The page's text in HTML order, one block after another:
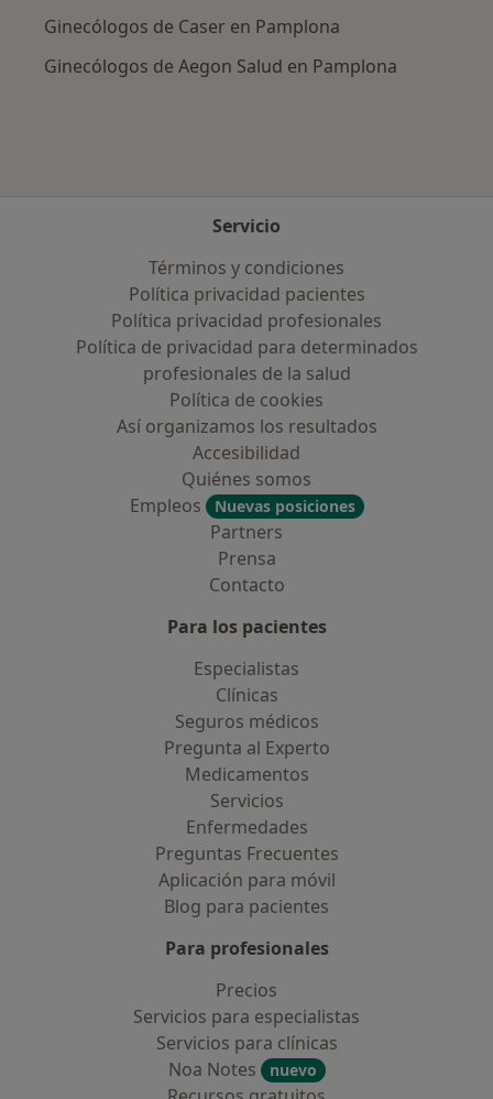
Ginecólogos de Caser en Pamplona
Ginecólogos de Aegon Salud en Pamplona
Servicio
Términos y condiciones
Política privacidad pacientes
Política privacidad profesionales
Política de privacidad para determinados
profesionales de la salud
Política de cookies
Así organizamos los resultados
Accesibilidad
Quiénes somos
Empleos
Nuevas posiciones
Partners
Prensa
Contacto
Para los pacientes
Especialistas
Clínicas
Seguros médicos
Pregunta al Experto
Medicamentos
Servicios
Enfermedades
Preguntas Frecuentes
Aplicación para móvil
Blog para pacientes
Para profesionales
Precios
Servicios para especialistas
Servicios para clínicas
Noa Notes
nuevo